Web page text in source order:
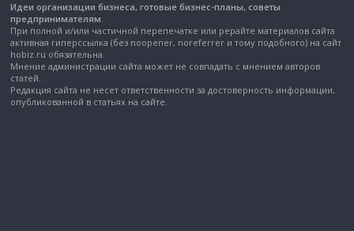
Идеи организации бизнеса, готовые бизнес-планы, советы
предпринимателям.
При полной и/или частичной перепечатке или рерайте материалов сайта
активная гиперссылка (без noopener, noreferrer и тому подобного) на сайт
hobiz.ru обязательна.
Мнение администрации сайта может не совпадать с мнением авторов
статей.
Редакция сайта не несет ответственности за достоверность информации,
опубликованной в статьях на сайте.